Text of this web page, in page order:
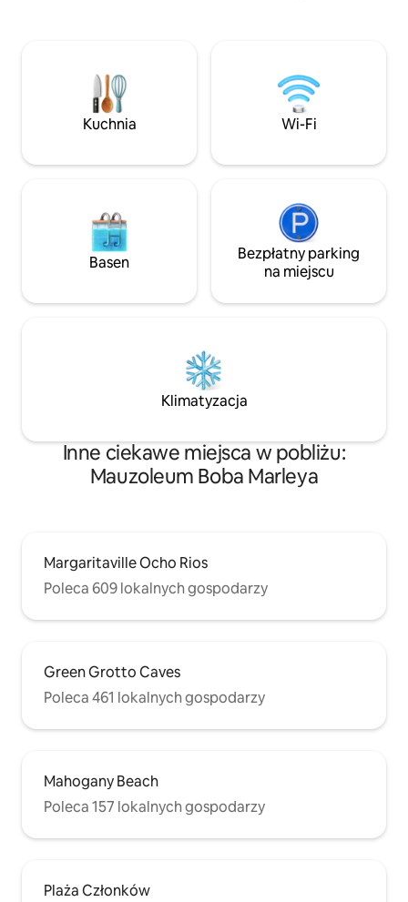
dodatkowych gości ▪️Jesteśmy około 1
godziny od międzynarodowego lotniska
Sangsters, ✈️ 25 minut od Ocho Rios
Kuchnia Wi-Fi
Basen
Bezpłatny parking
na miejscu
Klimatyzacja
Inne ciekawe miejsca w pobliżu:
Mauzoleum Boba Marleya
Margaritaville Ocho Rios
Poleca 609 lokalnych gospodarzy
Green Grotto Caves
Poleca 461 lokalnych gospodarzy
Mahogany Beach
Poleca 157 lokalnych gospodarzy
Plaża Członków